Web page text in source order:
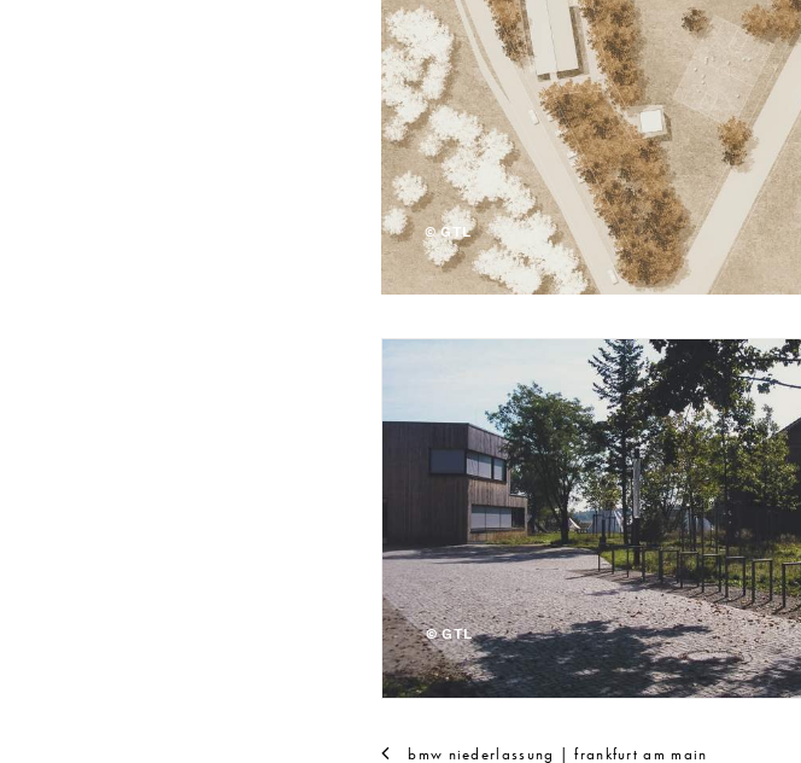
© GTL
© GTL
bmw niederlassung | frankfurt am main